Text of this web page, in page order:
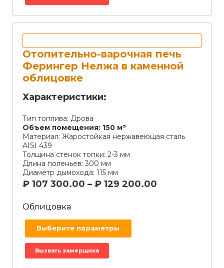
Отопительно-варочная печь
Ферингер Нелжа в каменной
облицовке
Характеристики:
Тип топлива: Дрова
Объем помещения: 150 м³
Материал: Жаростойкая нержавеющая сталь
AISI 439
Толщина стенок топки: 2-3 мм
Длина поленьев: 300 мм
Диаметр дымохода: 115 мм
₽ 107 300.00 – ₽ 129 200.00
Облицовка
Выберите параметры
Вызвать замерщика